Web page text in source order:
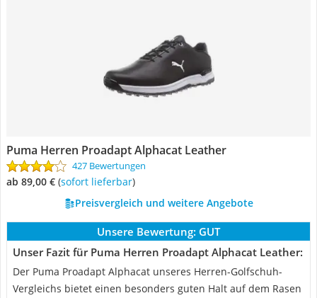
Puma Herren Proadapt Alphacat Leather
427 Bewertungen
ab 89,00 € ( Sofort lieferbar)
Preisvergleich und weitere Angebote
Unsere Bewertung: GUT
Unser Fazit für Puma Herren Proadapt Alphacat Leather:
Der Puma Proadapt Alphacat unseres Herren-Golfschuh-
Vergleichs bietet einen besonders guten Halt auf dem Rasen